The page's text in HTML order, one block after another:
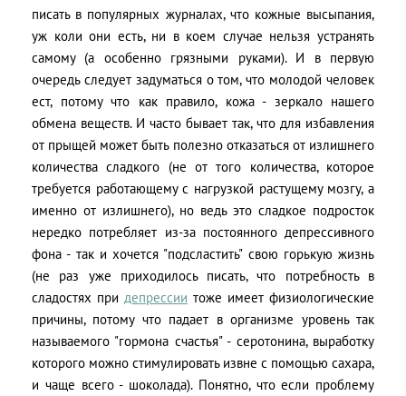
писать в популярных журналах, что кожные высыпания,
уж коли они есть, ни в коем случае нельзя устранять
самому (а особенно грязными руками). И в первую
очередь следует задуматься о том, что молодой человек
ест, потому что как правило, кожа - зеркало нашего
обмена веществ. И часто бывает так, что для избавления
от прыщей может быть полезно отказаться от излишнего
количества сладкого (не от того количества, которое
требуется работающему с нагрузкой растущему мозгу, а
именно от излишнего), но ведь это сладкое подросток
нередко потребляет из-за постоянного депрессивного
фона - так и хочется "подсластить" свою горькую жизнь
(не раз уже приходилось писать, что потребность в
сладостях при депрессии тоже имеет физиологические
причины, потому что падает в организме уровень так
называемого "гормона счастья" - серотонина, выработку
которого можно стимулировать извне с помощью сахара,
и чаще всего - шоколада). Понятно, что если проблему